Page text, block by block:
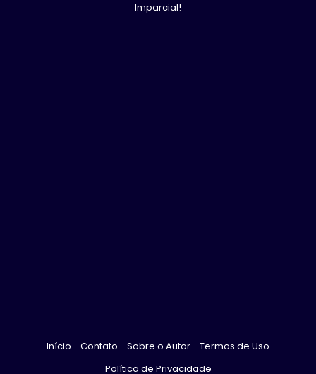
Imparcial!
Início Contato Sobre o Autor
Termos de Uso
Política de Privacidade